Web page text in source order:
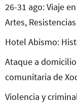
26-31 ago: Viaje
Artes,
Hotel Abismo:
Ataque a
comunitaria de
Violencia y